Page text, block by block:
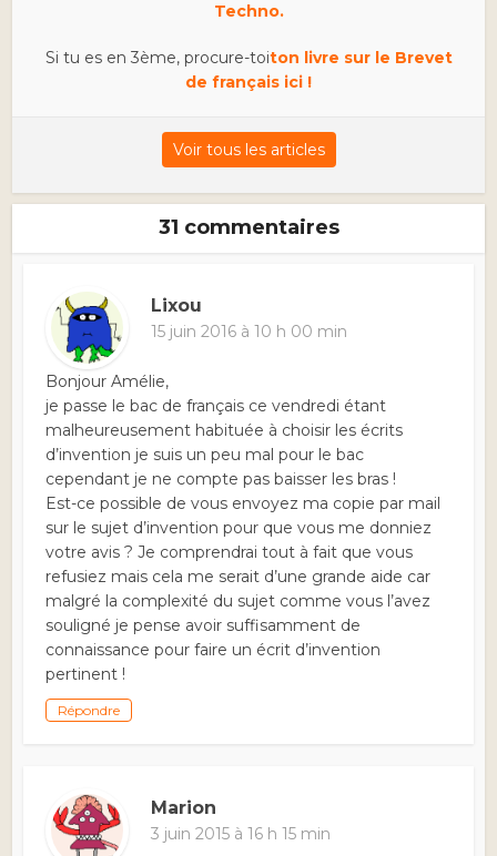
Techno.
Si tu es en 3ème, procure-toiton livre sur le Brevet
de français ici !
Voir tous les articles
31 commentaires
Lixou
15 juin 2016 à 10 h 00 min
Bonjour Amélie,
je passe le bac de français ce vendredi étant
malheureusement habituée à choisir les écrits
d’invention je suis un peu mal pour le bac
cependant je ne compte pas baisser les bras !
Est-ce possible de vous envoyez ma copie par mail
sur le sujet d’invention pour que vous me donniez
votre avis ? Je comprendrai tout à fait que vous
refusiez mais cela me serait d’une grande aide car
malgré la complexité du sujet comme vous l’avez
souligné je pense avoir suffisamment de
connaissance pour faire un écrit d’invention
pertinent !
Répondre
Marion
3 juin 2015 à 16 h 15 min